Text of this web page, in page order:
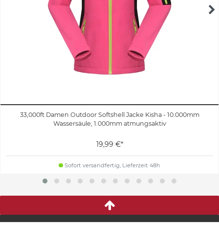
33,000ft Damen Outdoor Softshell Jacke Kisha - 10.000mm
Wassersäule, 1.000mm atmungsaktiv
19,99 €*
Sofort versandfertig, Lieferzeit 48h